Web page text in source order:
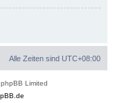
Alle Zeiten sind UTC+08:00
Limited